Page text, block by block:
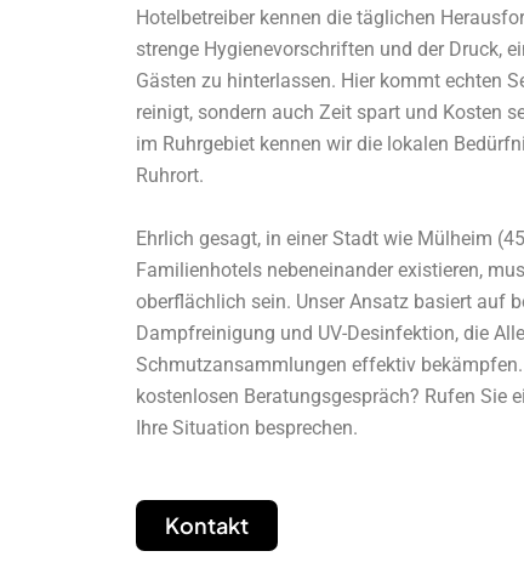
Hotelbetreiber kennen die täglichen
strenge Hygienevorschriften und der Druck,
Gästen zu hinterlassen. Hier kommt echten
reinigt, sondern auch Zeit spart und Kosten
im Ruhrgebiet kennen wir die lokalen
Ruhrort.
Ehrlich gesagt, in einer Stadt wie Mülheim
Familienhotels nebeneinander existieren,
oberflächlich sein. Unser Ansatz basiert auf
Dampfreinigung und UV-Desinfektion, die
Schmutzansammlungen effektiv
kostenlosen Beratungsgespräch? Rufen Sie
Ihre Situation besprechen.
Kontakt